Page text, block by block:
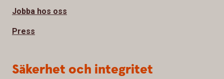
Jobba hos oss
Press
Säkerhet och integritet